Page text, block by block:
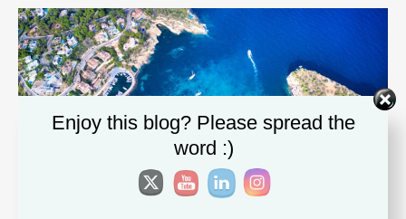
Enjoy this blog? Please spread the
word :)